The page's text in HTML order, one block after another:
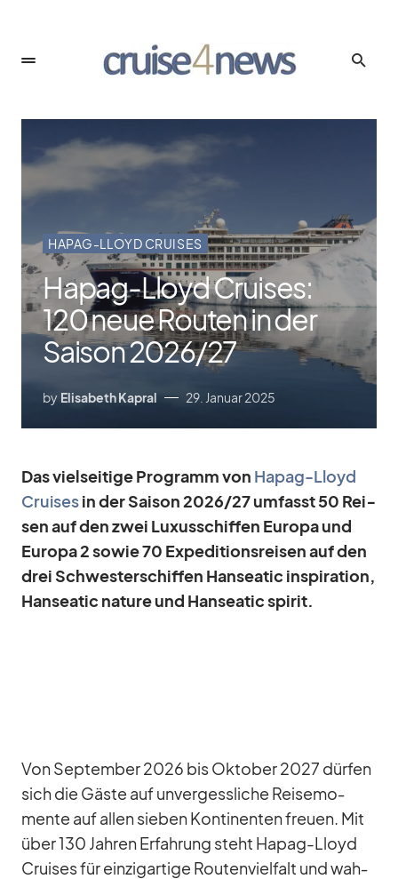
HAPAG-LLOYD CRUISES
Hapag-Lloyd Cruises:
120 neue Routen in der
Saison 2026/​27
by Elisabeth Kapral 29. Januar 2025
Das viel­sei­tige Pro­gramm von Ha­pag-Lloyd
Crui­sesin der Sai­son 2026/​27 um­fasst 50 Rei­
sen auf den zwei Lu­xus­schif­fen Eu­ropa und
Eu­ropa 2 so­wie 70 Ex­pe­di­ti­ons­rei­sen auf den
drei Schwes­ter­schif­fen Han­sea­tic in­spi­ra­tion,
Han­sea­tic na­ture und Han­sea­tic spi­rit.
Von Sep­tem­ber 2026 bis Ok­to­ber 2027 dür­fen
sich die Gäste auf un­ver­gess­li­che Rei­se­mo­
mente auf al­len sie­ben Kon­ti­nen­ten freuen. Mit
über 130 Jah­ren Er­fah­rung steht Ha­pag-Lloyd
Crui­ses für ein­zig­ar­tige Rou­ten­viel­falt und wah­